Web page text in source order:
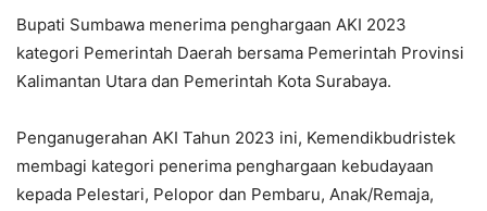
Bupati Sumbawa menerima penghargaan AKI 2023
kategori Pemerintah Daerah bersama Pemerintah Provinsi
Kalimantan Utara dan Pemerintah Kota Surabaya.
Penganugerahan AKI Tahun 2023 ini, Kemendikbudristek
membagi kategori penerima penghargaan kebudayaan
kepada Pelestari, Pelopor dan Pembaru, Anak/Remaja,